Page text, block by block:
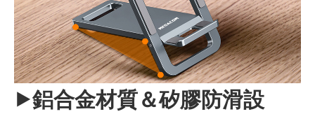
⯈鋁合金材質＆矽膠防滑設